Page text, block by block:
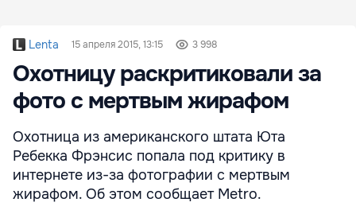
Lenta 15 апреля 2015, 13:15 3 998
Охотницу раскритиковали за
фото с мертвым жирафом
Охотница из американского штата Юта
Ребекка Фрэнсис попала под критику в
интернете из-за фотографии с мертвым
жирафом. Об этом сообщает Metro.